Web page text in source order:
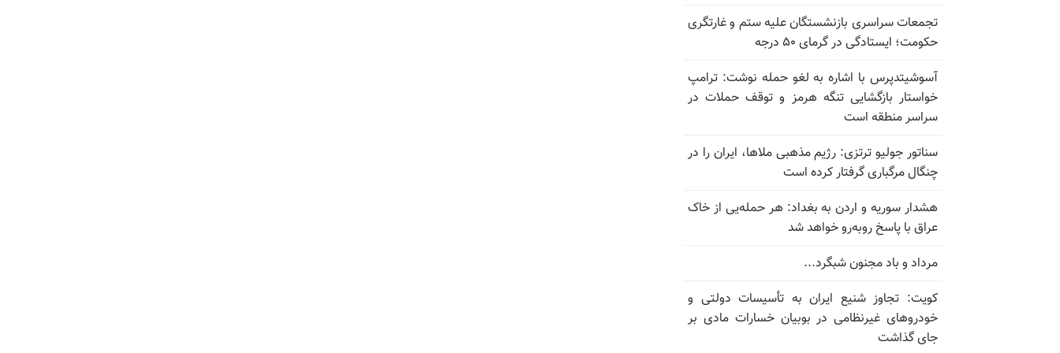
تجمعات سراسری بازنشستگان علیه ستم و غارتگری
حکومت؛ ایستادگی در گرمای ۵۰ درجه
آسوشیتدپرس با اشاره به لغو حمله نوشت: ترامپ
خواستار بازگشایی تنگه هرمز و توقف حملات در
سراسر منطقه است
سناتور جولیو ترتزی: رژیم مذهبی ملاها، ایران را در
چنگال مرگباری گرفتار کرده است
هشدار سوریه و اردن به بغداد: هر حمله‌یی از خاک
عراق با پاسخ روبه‌رو خواهد شد
مرداد و باد مجنون شبگرد...
کویت: تجاوز شنیع ایران به تأسیسات دولتی و
خودروهای غیرنظامی در بوبیان خسارات مادی بر
جای گذاشت